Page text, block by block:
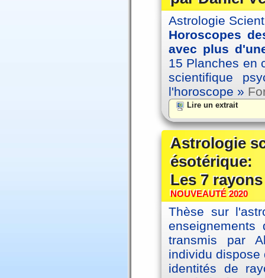
Astrologie
Horoscopes
avec plus
15 Planches en
scientifique
l'horoscope »
Lire un extrait
Astrologie
ésotérique:
Les 7
NOUVEAUTÉ 2020
Thèse sur
transmis par
individu
identités de